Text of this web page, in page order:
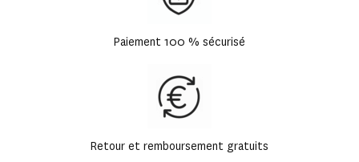
Paiement 100 % sécurisé
Retour et remboursement gratuits